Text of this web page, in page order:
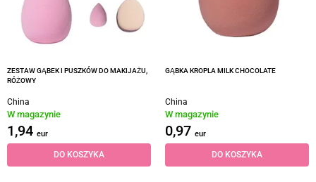
ZESTAW GĄBEK I PUSZKÓW DO MAKIJAŻU,
RÓŻOWY
China
W magazynie
1,94 eur
DO KOSZYKA
GĄBKA KROPLA MILK CHOCOLATE
China
W magazynie
0,97 eur
DO KOSZYKA